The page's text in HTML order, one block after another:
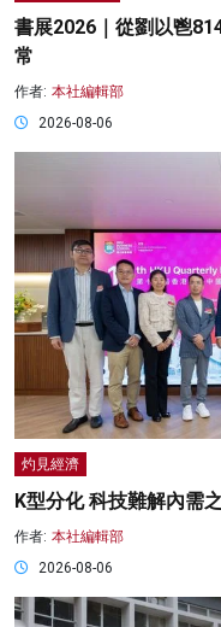
書展2026｜從劉以鬯
常
作者: 本社編輯部
2026-08-06
灼見經濟
K型分化 科技難解內需
作者: 本社編輯部
2026-08-06